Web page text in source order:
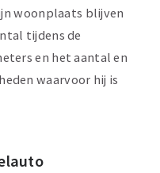
woonplaats blijven
tijdens de
en het aantal en
waarvoor hij is